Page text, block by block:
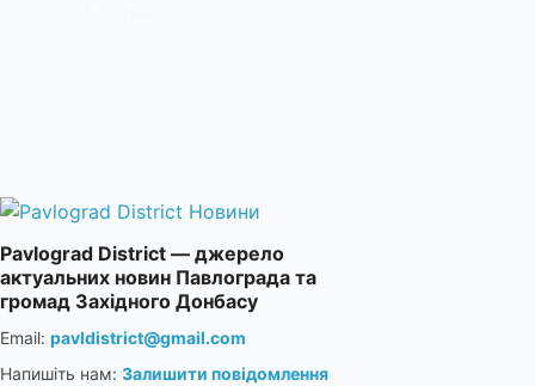
Pavlograd District — джерело
актуальних новин Павлограда та
громад Західного Донбасу
Email: pavldistrict@gmail.com
Напишіть нам: Залишити повідомлення